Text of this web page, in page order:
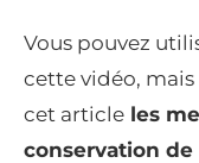
Vous pouvez
cette vidéo, mais
cet article les
conservation de